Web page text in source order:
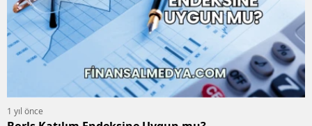
1 yıl önce